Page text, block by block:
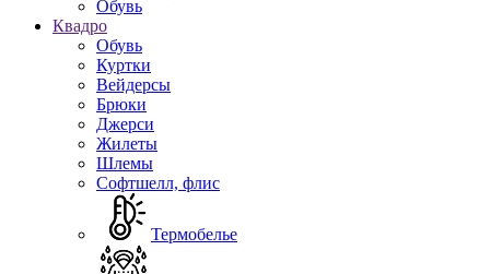
Обувь
Квадро
Обувь
Куртки
Вейдерсы
Брюки
Джерси
Жилеты
Шлемы
Софтшелл, флис
Термобелье